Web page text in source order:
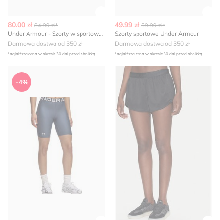
80.00 zł 84.99 zł*
Under Armour - Szorty w sportowym stylu
Darmowa dostwa od 350 zł
*najniższa cena w okresie 30 dni przed obniżką
49.99 zł 59.99 zł*
Szorty sportowe Under Armour
Darmowa dostwa od 350 zł
*najniższa cena w okresie 30 dni przed obniżką
Under Armour - Szorty na lato
-4%
Szorty Under Armour